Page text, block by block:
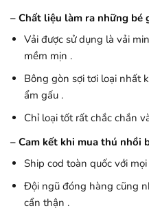
– Chất liệu làm ra những bé
Vải được sử dụng là vải
mềm mịn .
Bông gòn sợi tơi loại nhất
ẩm gấu .
Chỉ loại tốt rất chắc chắn
– Cam kết khi mua thú nhồi
Ship cod toàn quốc với
Đội ngũ đóng hàng cũng
cẩn thận .